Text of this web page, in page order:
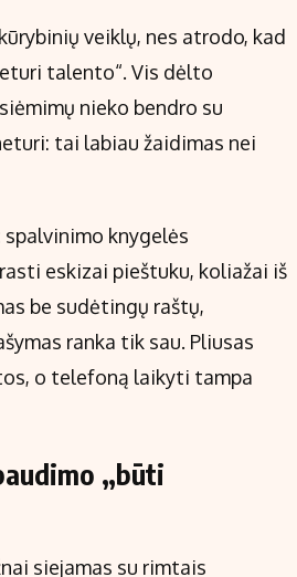
veiklų, nes atrodo, kad
talento“. Vis dėlto
nieko bendro su
tai labiau žaidimas nei
knygelės
eskizai pieštuku, koliažai iš
be sudėtingų raštų,
ranka tik sau. Pliusas
o telefoną laikyti tampa
„būti
siejamas su rimtais